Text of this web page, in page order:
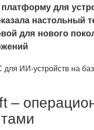
для
настольный
для нового
–